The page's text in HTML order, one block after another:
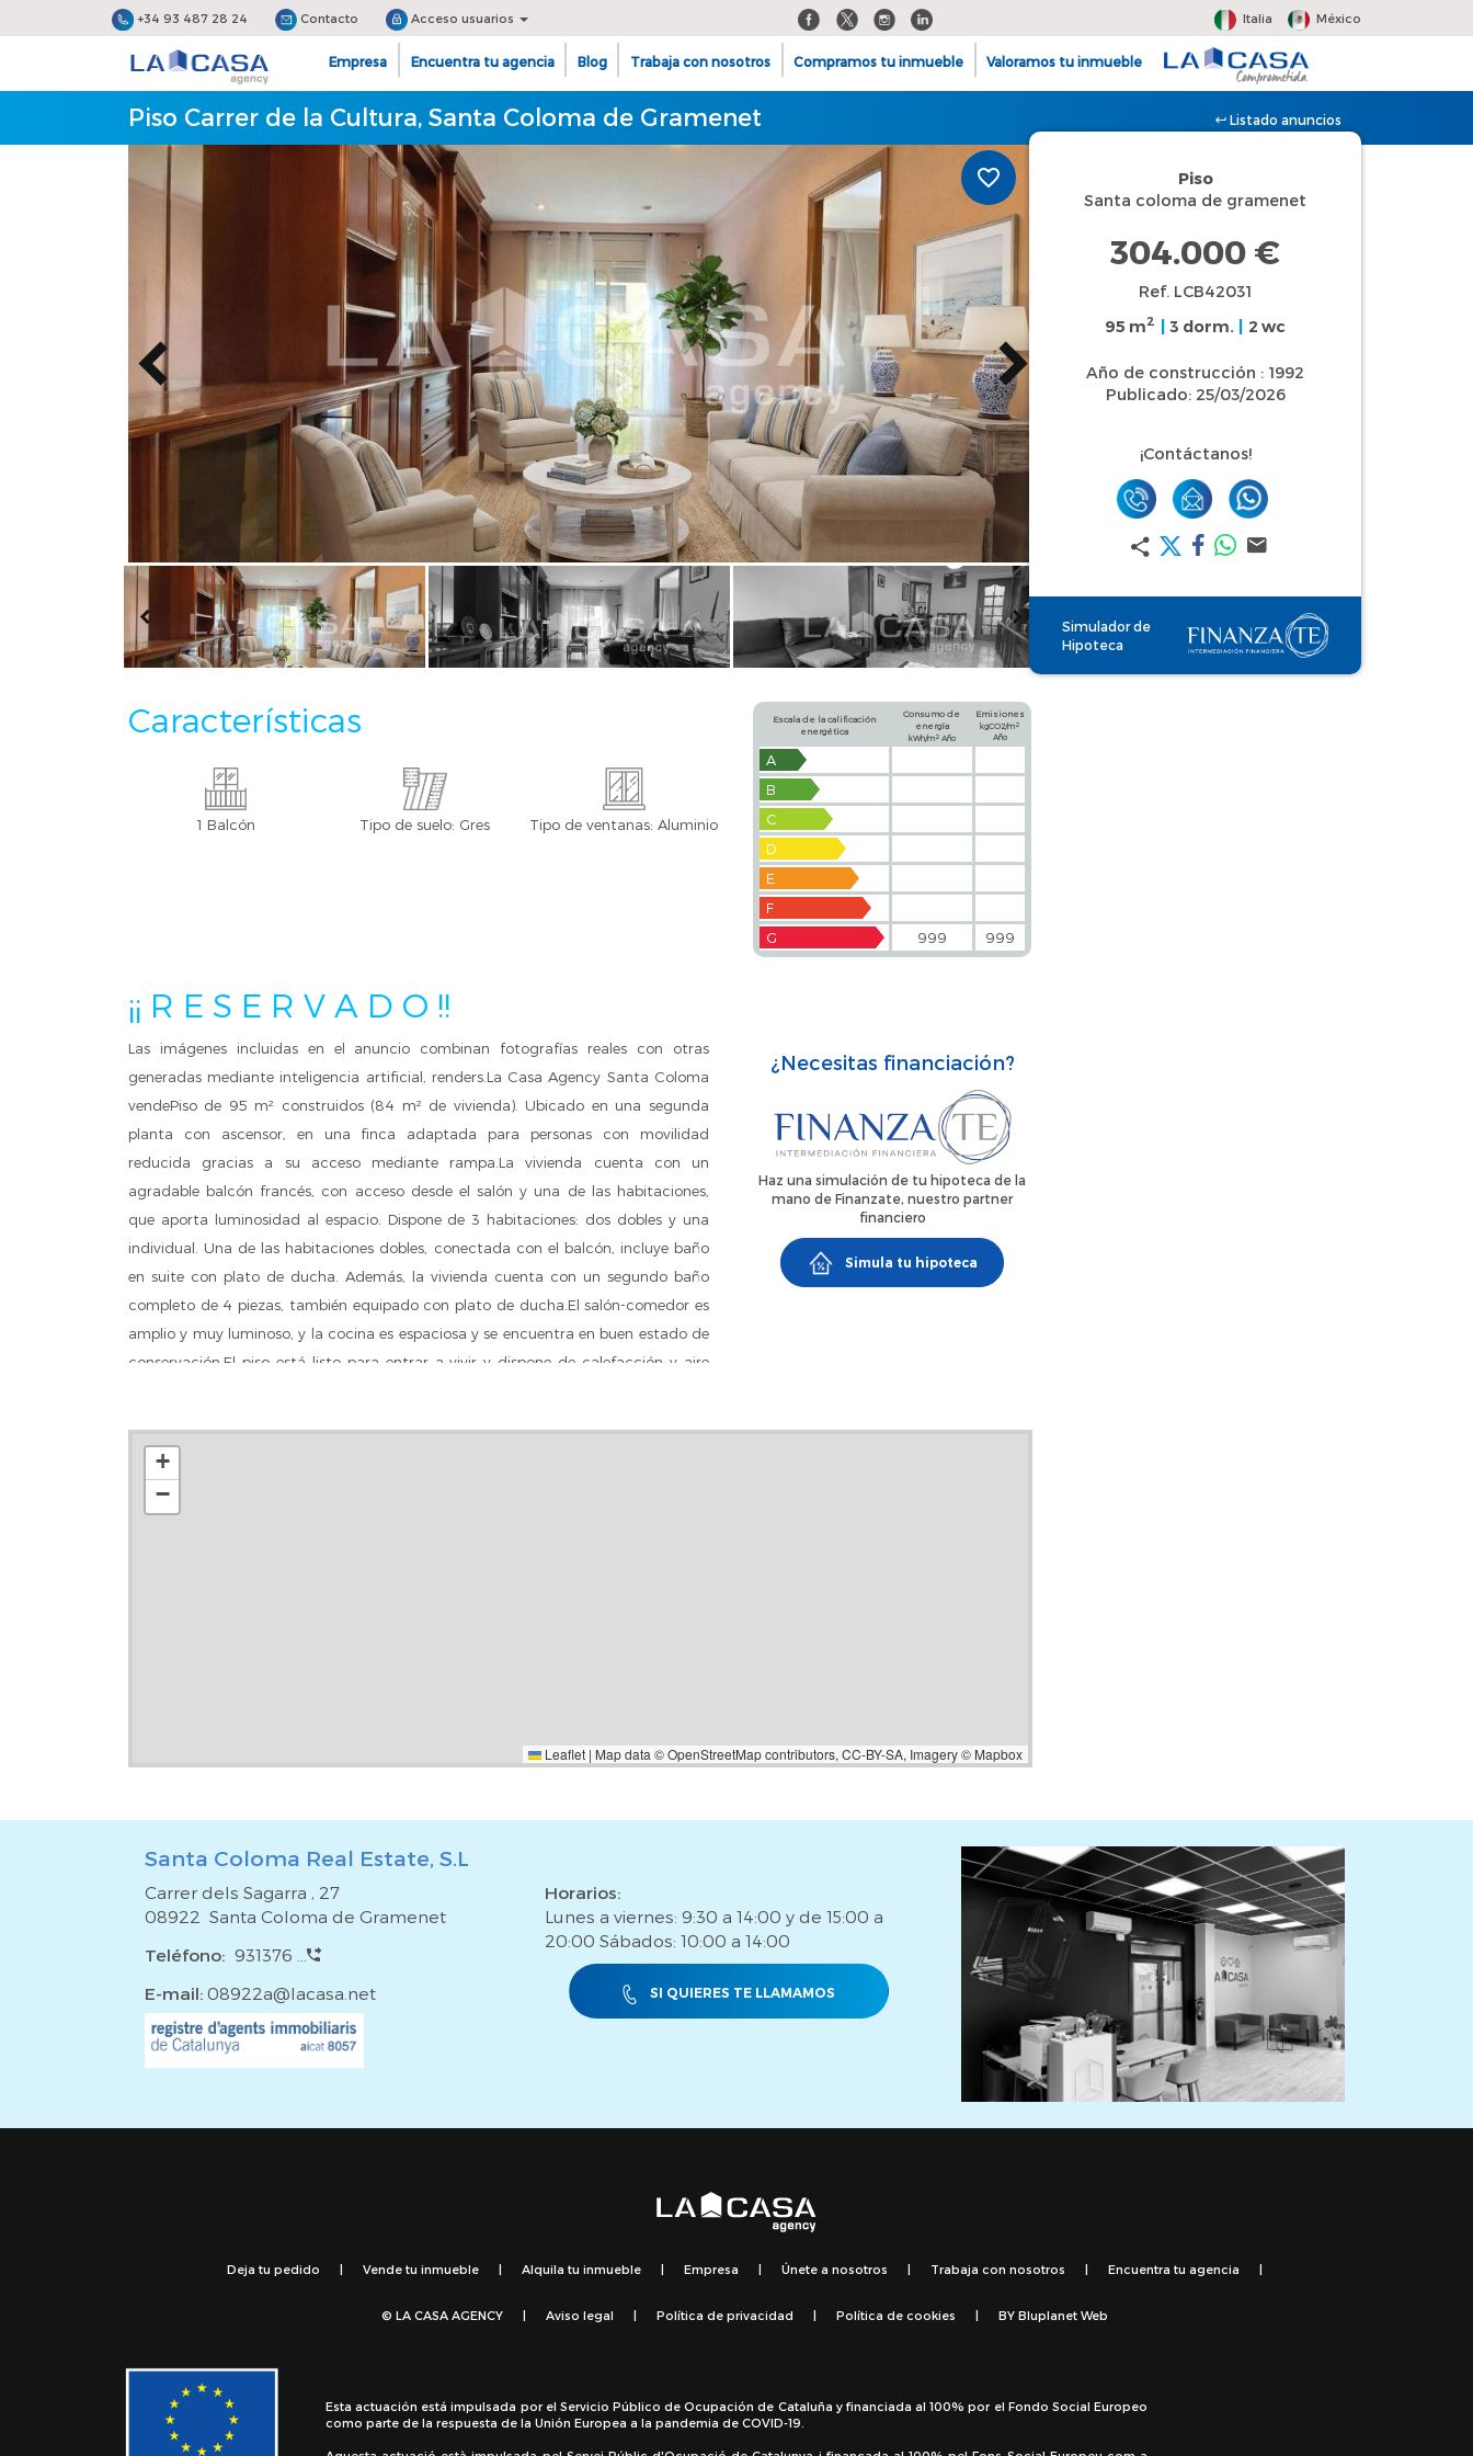
+34 93 487 28 24 Contacto Acceso usuarios Italia México
Empresa Encuentra tu agencia Blog Trabaja con nosotros Compramos tu inmueble Valoramos tu inmueble
Piso Carrer de la Cultura, Santa Coloma de Gramenet Listado anuncios
Características
1 Balcón Tipo de suelo: Gres Tipo de ventanas: Aluminio
Escala de la calificación
energética
Consumo de
energía
kWh/m2Año
Emisiones
kgCO2/m2
Año
A
B
C
D
E
F
G
999 999
¡¡ R E S E R V A D O !!
Las imágenes incluidas en el anuncio combinan fotografías reales con otras
generadas mediante inteligencia artificial, renders.La Casa Agency Santa Coloma
vendePiso de 95 m² construidos (84 m² de vivienda). Ubicado en una segunda
planta con ascensor, en una finca adaptada para personas con movilidad
reducida gracias a su acceso mediante rampa.La vivienda cuenta con un
agradable balcón francés, con acceso desde el salón y una de las habitaciones,
que aporta luminosidad al espacio. Dispone de 3 habitaciones: dos dobles y una
individual. Una de las habitaciones dobles, conectada con el balcón, incluye baño
en suite con plato de ducha. Además, la vivienda cuenta con un segundo baño
completo de 4 piezas, también equipado con plato de ducha.El salón-comedor es
amplio y muy luminoso, y la cocina es espaciosa y se encuentra en buen estado de
conservación.El piso está listo para entrar a vivir y dispone de calefacción y aire
conexión a Badalona, Sant Adrià y Barcelona. La estación de metro L1 (Santa
Coloma) se encuentra a tan solo 7 minutos a pie. Además, está rodeado de todo
de inmuebles*Tramitación de seguros y asesoramiento jurídico y fiscal para
interiores.Desde La Casa Agency sabemos que la compra de una vivienda es una
gastos notariales y registrales, honorarios de agencia y gestión hipotecaria (si
¿Necesitas financiación?
Haz una simulación de tu hipoteca de la
mano de Finanzate, nuestro partner
financiero
Simula tu hipoteca
+
−
Leaflet | Map data ©OpenStreetMapcontributors, CC-BY-SA, Imagery © Mapbox
Piso
Santa coloma de gramenet
304.000 €
Ref. LCB42031
95 m2 3 dorm. 2 wc
Año de construcción : 1992
Publicado: 25/03/2026
¡Contáctanos!
Simulador de
Hipoteca
Santa Coloma Real Estate, S.L
Carrer dels Sagarra , 27
08922 Santa Coloma de Gramenet
Teléfono: 931376 ...
E-mail: 08922a@lacasa.net
Horarios:
Lunes a viernes: 9:30 a 14:00 y de 15:00 a
20:00 Sábados: 10:00 a 14:00
SI QUIERES TE LLAMAMOS
Deja tu pedido | Vende tu inmueble | Alquila tu inmueble | Empresa | Únete a nosotros | Trabaja con nosotros | Encuentra tu agencia |
© LA CASA AGENCY | Aviso legal | Política de privacidad | Política de cookies | BY Bluplanet Web
Esta actuación está impulsada por el Servicio Público de Ocupación de Cataluña y financiada al 100% por el Fondo Social Europeo
como parte de la respuesta de la Unión Europea a la pandemia de COVID-19.